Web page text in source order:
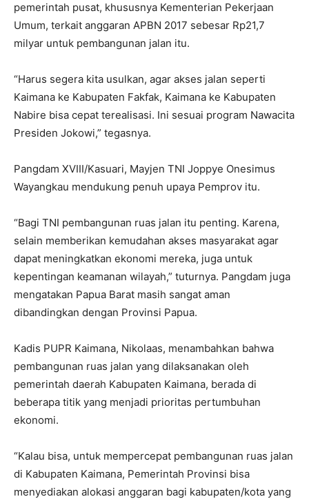
pemerintah pusat, khususnya Kementerian Pekerjaan
Umum, terkait anggaran APBN 2017 sebesar Rp21,7
milyar untuk pembangunan jalan itu.
“Harus segera kita usulkan, agar akses jalan seperti
Kaimana ke Kabupaten Fakfak, Kaimana ke Kabupaten
Nabire bisa cepat terealisasi. Ini sesuai program Nawacita
Presiden Jokowi,” tegasnya.
Pangdam XVIII/Kasuari, Mayjen TNI Joppye Onesimus
Wayangkau mendukung penuh upaya Pemprov itu.
“Bagi TNI pembangunan ruas jalan itu penting. Karena,
selain memberikan kemudahan akses masyarakat agar
dapat meningkatkan ekonomi mereka, juga untuk
kepentingan keamanan wilayah,” tuturnya. Pangdam juga
mengatakan Papua Barat masih sangat aman
dibandingkan dengan Provinsi Papua.
Kadis PUPR Kaimana, Nikolaas, menambahkan bahwa
pembangunan ruas jalan yang dilaksanakan oleh
pemerintah daerah Kabupaten Kaimana, berada di
beberapa titik yang menjadi prioritas pertumbuhan
ekonomi.
“Kalau bisa, untuk mempercepat pembangunan ruas jalan
di Kabupaten Kaimana, Pemerintah Provinsi bisa
menyediakan alokasi anggaran bagi kabupaten/kota yang